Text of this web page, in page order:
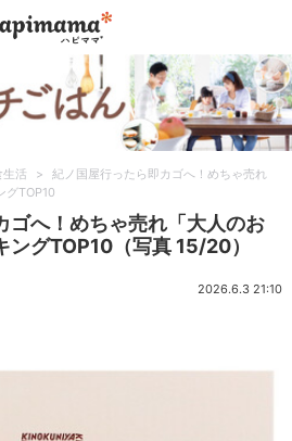
生活 >
紀ノ国屋行ったら即カゴへ！めちゃ売れ
グTOP10
ゴへ！めちゃ売れ「大人のお
ングTOP10（写真 15/20）
2026.6.3 21:10